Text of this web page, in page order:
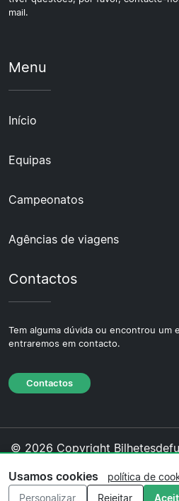
mail.
Menu
Início
Equipas
Campeonatos
Agências de viagens
Contactos
Tem alguma dúvida ou encontrou um
entraremos em contacto.
Contactos
© 2026 Copyright
cookies·
Usamos cookies
política de
Personalizar
Rejeitar